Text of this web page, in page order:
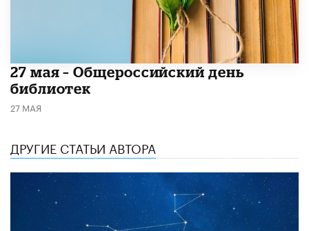
​27 мая – Общероссийский день
библиотек
27 МАЯ
ДРУГИЕ СТАТЬИ АВТОРА